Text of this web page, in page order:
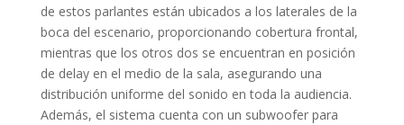
de estos parlantes están ubicados a los laterales de la
boca del escenario, proporcionando cobertura frontal,
mientras que los otros dos se encuentran en posición
de delay en el medio de la sala, asegurando una
distribución uniforme del sonido en toda la audiencia.
Además, el sistema cuenta con un subwoofer para